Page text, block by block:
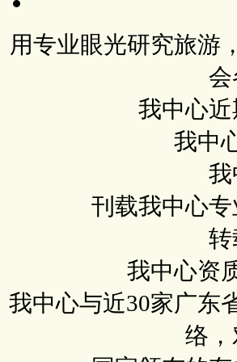
用专业眼光研究旅游
我中心
我中
刊载我中心
我中心资
我中心与近30家广东
络